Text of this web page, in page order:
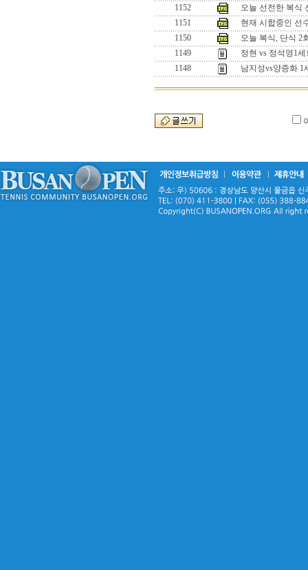
1152
오늘 선전한 복식
1151
현재 시합중인 선
1150
오늘 복식, 단식 2
1149
정현 vs 정석영1
1148
남지성vs양증화 1